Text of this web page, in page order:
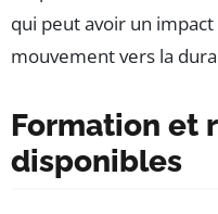
qui peut avoir un
mouvement vers la
Formation et
disponibles